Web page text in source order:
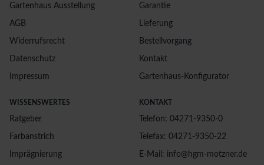
Gartenhaus Ausstellung
AGB
Widerrufsrecht
Datenschutz
Impressum
Garantie
Lieferung
Bestellvorgang
Kontakt
Gartenhaus-Konfigurator
WISSENSWERTES
Ratgeber
Farbanstrich
Imprägnierung
KONTAKT
Telefon: 04271-9350-0
Telefax: 04271-9350-22
E-Mail: info@hgm-motzner.de